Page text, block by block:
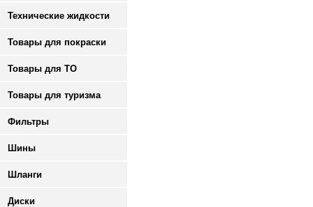
Технические жидкости
Товары для покраски
Товары для ТО
Товары для туризма
Фильтры
Шины
Шланги
Диски